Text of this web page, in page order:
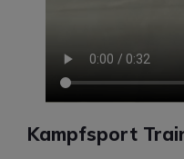
Kampfsport